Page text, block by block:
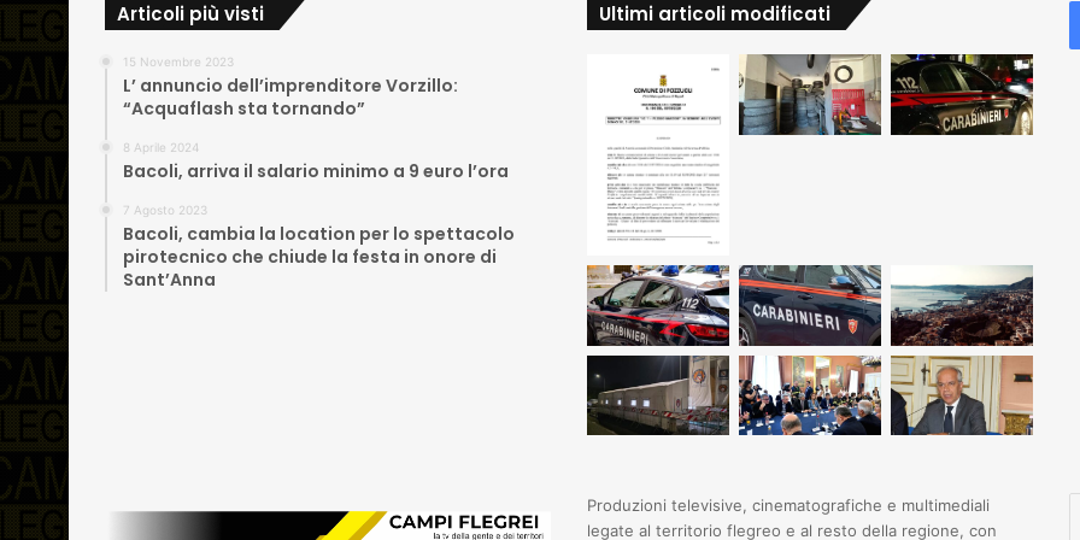
Articoli più visti
15 Novembre 2023
L’ annuncio dell’imprenditore Vorzillo:
“Acquaflash sta tornando”
8 Aprile 2024
Bacoli, arriva il salario minimo a 9 euro l’ora
7 Agosto 2023
Bacoli, cambia la location per lo spettacolo
pirotecnico che chiude la festa in onore di
Sant’Anna
Ultimi articoli modificati
Produzioni televisive, cinematografiche e multimediali
legate al territorio flegreo e al resto della regione, con